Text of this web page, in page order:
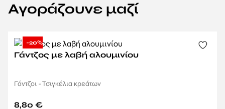
Αγοράζουνε μαζί
-20%
Γάντζος με λαβή αλουμινίου
Γάντζοι - Τσιγκέλια κρεάτων
8,80 €